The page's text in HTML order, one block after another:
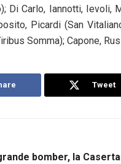
Di Carlo, Iannotti, Ievoli,
Picardi (San
Somma); Capone,
Tweet
bomber, la